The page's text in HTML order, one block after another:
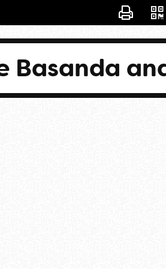
Basanda